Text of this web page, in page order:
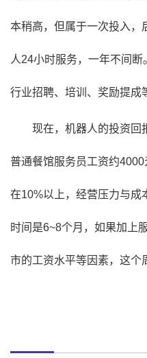
本稍高，但属于一次投入，
人24小时服务，一年不间
行业招聘、培训、奖励提成
现在，机器人的投资回
普通餐馆服务员工资约
在10%以上，经营压力与成
时间是6~8个月，如果加上
市的工资水平等因素，这个